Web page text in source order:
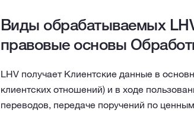
Виды обрабатываемых
правовые основы
LHV получает Клиентские данные в
клиентских отношений) и в ходе
переводов, передаче поручений по